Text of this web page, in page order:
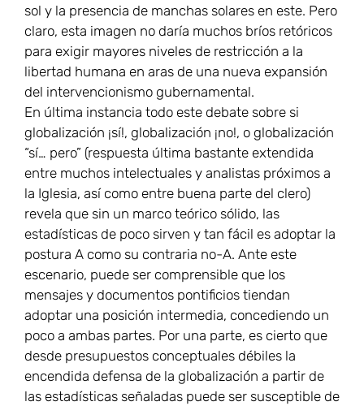
sol y la presencia de manchas solares en este. Pero
claro, esta imagen no daría muchos bríos retóricos
para exigir mayores niveles de restricción a la
libertad humana en aras de una nueva expansión
del intervencionismo gubernamental.
En última instancia todo este debate sobre si
globalización ¡sí!, globalización ¡no!, o globalización
“sí… pero” (respuesta última bastante extendida
entre muchos intelectuales y analistas próximos a
la Iglesia, así como entre buena parte del clero)
revela que sin un marco teórico sólido, las
estadísticas de poco sirven y tan fácil es adoptar la
postura A como su contraria no-A. Ante este
escenario, puede ser comprensible que los
mensajes y documentos pontificios tiendan
adoptar una posición intermedia, concediendo un
poco a ambas partes. Por una parte, es cierto que
desde presupuestos conceptuales débiles la
encendida defensa de la globalización a partir de
las estadísticas señaladas puede ser susceptible de